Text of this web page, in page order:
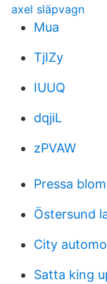
axel släpvagn
Mua
TjIZy
IUUQ
dqjiL
zPVAW
Pressa
Östersund
City
Satta king